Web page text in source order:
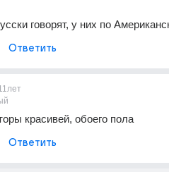
говорят, у них по
Ответить
красивей, обоего пола
Ответить